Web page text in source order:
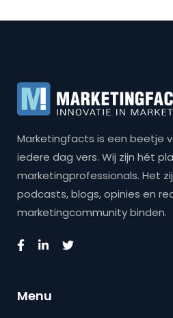
Marketingfacts is een beetje
iedere dag vers. Wij zijn hét
marketingprofessionals. Het
podcasts, blogs, opinies en
marketingcommunity binden.
Menu